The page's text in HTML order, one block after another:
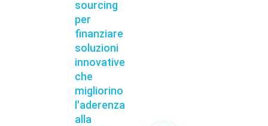
sourcing
per
finanziare
soluzioni
innovative
che
migliorino
l'aderenza
alla